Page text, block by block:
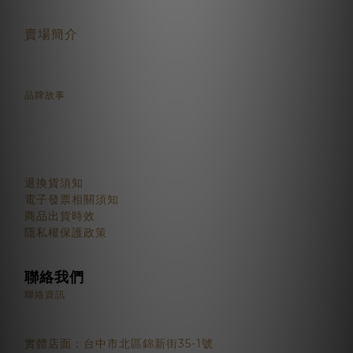
賣場簡介
品牌故事
退換貨須知
電子發票相關須知
商品出貨時效
隱私權保護政策
聯絡我們
聯絡資訊
實體店面：台中市北區錦新街35-1號